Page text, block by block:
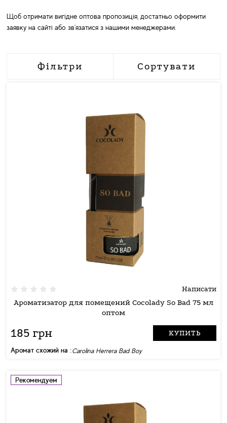
Щоб отримати вигідне оптова пропозиція, достатньо оформити
заявку на сайті або зв'язатися з нашими менеджерами.
Фільтри Сортувати
Написати
Ароматизатор для помещений Cocolady So Bad 75 мл
оптом
185 грн КУПИТЬ
Аромат схожий на :Carolina Herrera Bad Boy
Рекомендуем